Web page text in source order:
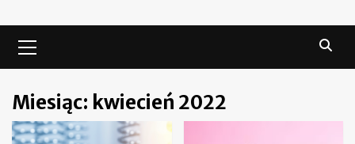
Menu
Miesiąc: kwiecień 2022